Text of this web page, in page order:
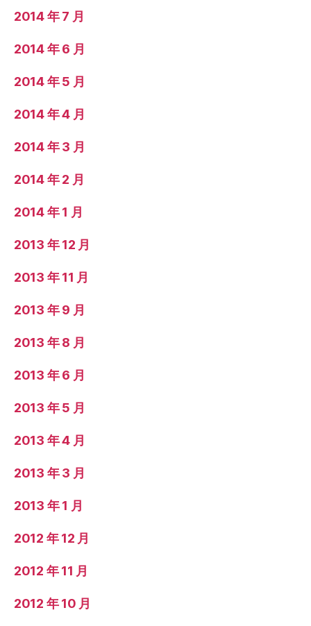
2014 年 7 月
2014 年 6 月
2014 年 5 月
2014 年 4 月
2014 年 3 月
2014 年 2 月
2014 年 1 月
2013 年 12 月
2013 年 11 月
2013 年 9 月
2013 年 8 月
2013 年 6 月
2013 年 5 月
2013 年 4 月
2013 年 3 月
2013 年 1 月
2012 年 12 月
2012 年 11 月
2012 年 10 月